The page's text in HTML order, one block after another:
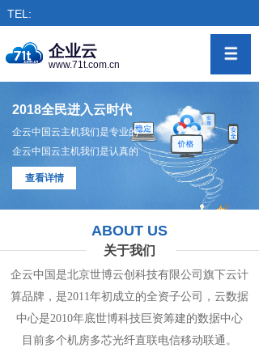
TEL:
企业云
www.71t.com.cn
2018全民进入云时代
企云中国云主机我们是专业的
企云中国云主机我们是认真的
查看详情
ABOUT US
关于我们
企云中国是北京世博云创科技有限公司旗下云计
算品牌，是2011年初成立的全资子公司， 云数据
中心是2010年底世博科技巨资筹建的数据中心
目前多个机房多芯光纤直联电信移动联通。